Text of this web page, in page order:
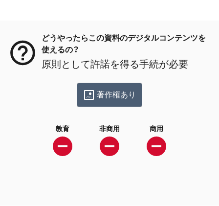
どうやったらこの資料のデジタルコンテンツを
使えるの？
原則として許諾を得る手続が必要
著作権あり
教育 非商用 商用